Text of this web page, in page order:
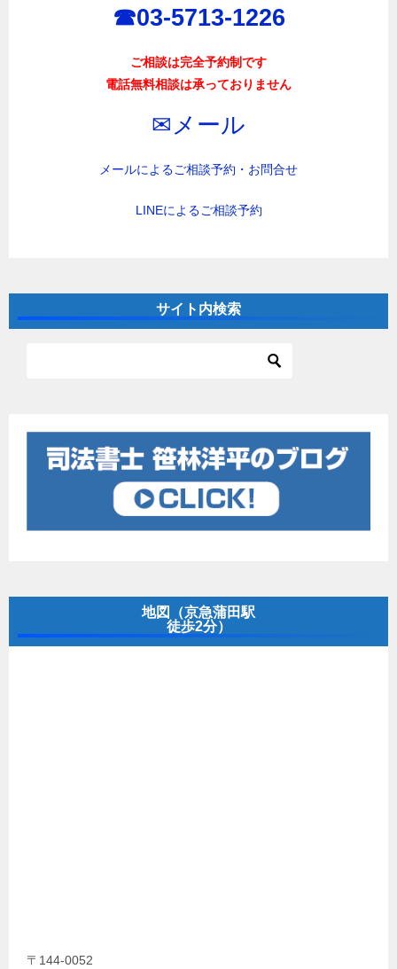
☎︎03-5713-1226
ご相談は完全予約制です
電話無料相談は承っておりません
✉︎メール
メールによるご相談予約・お問合せ
LINEによるご相談予約
サイト内検索
地図（京急蒲田駅
徒歩2分）
〒144-0052